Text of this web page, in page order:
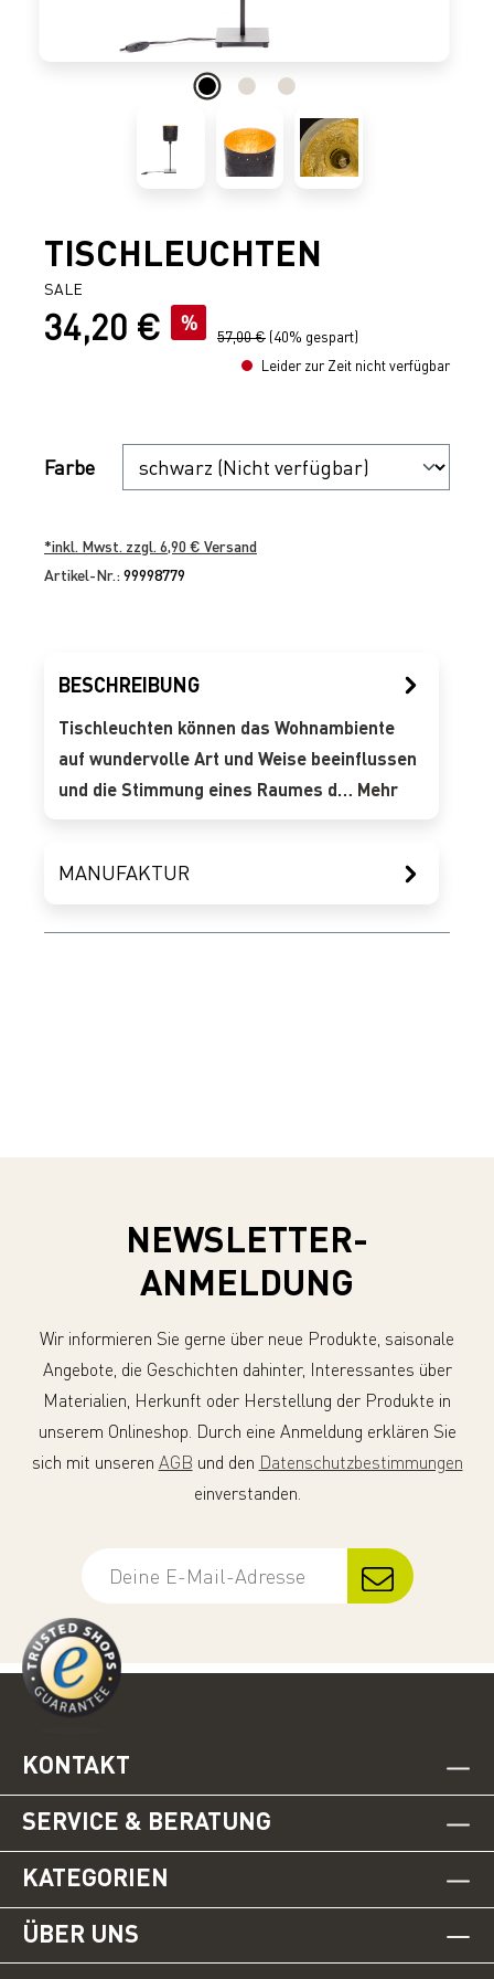
TISCHLEUCHTEN
SALE
Verkaufspreis:
34,20 € %
Regulärer Preis:
57,00 € (40% gespart)
Leider zur Zeit nicht verfügbar
FarbeAuswählen
*inkl. Mwst. zzgl. 6,90 € Versand
Artikel-Nr.:99998779
BESCHREIBUNG
Tischleuchten können das Wohnambiente
auf wundervolle Art und Weise beeinflussen
und die Stimmung eines Raumes d… Mehr
MANUFAKTUR
NEWSLETTER-
ANMELDUNG
Wir informieren Sie gerne über neue Produkte, saisonale
Angebote, die Geschichten dahinter, Interessantes über
Materialien, Herkunft oder Herstellung der Produkte in
unserem Onlineshop. Durch eine Anmeldung erklären Sie
sich mit unseren AGB und den Datenschutzbestimmungen
einverstanden.
KONTAKT
SERVICE & BERATUNG
KATEGORIEN
ÜBER UNS